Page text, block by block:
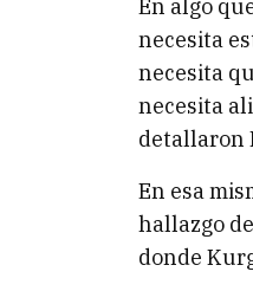
En algo
necesita
necesita
necesita
detallaron
En esa
hallazgo
donde